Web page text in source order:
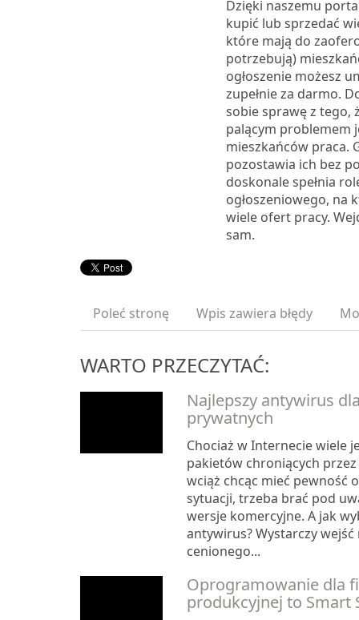
Dzięki naszemu
kupić lub sprzedać
które mają do
potrzebują)
ogłoszenie możesz
zupełnie za darmo.
sobie sprawę z tego,
palącym problemem
mieszkańców praca.
pozostawia ich bez
doskonale spełnia
ogłoszeniowego, na
wiele ofert pracy.
sam.
Poleć stronę Wpis zawiera błędy
WARTO PRZECZYTAĆ:
Najlepszy antywirus
prywatnych
Chociaż w Internecie wiele
pakietów chroniących
wciąż chcąc mieć pewność
sytuacji, trzeba brać pod
wersje komercyjne. A jak
antywirus? Wystarczy
cenionego...
Oprogramowanie dla
produkcyjnej to Smart